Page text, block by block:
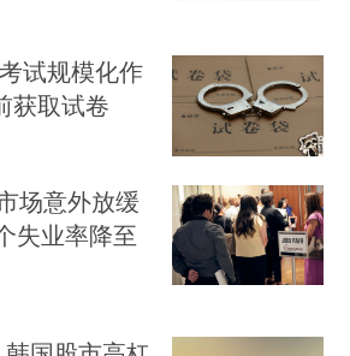
试规模化作
获取试卷
场意外放缓
失业率降至